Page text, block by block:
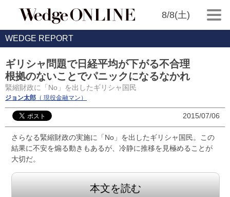
8/8(土)
WEDGE REPORT
ギリシャ問題で日経平均が下がる不合理
根拠のないことでパニックになるなかれ
緊縮財政に「No」を出したギリシャ国民
ジョン太郎 （ 現役金融マン）
2015/07/06
さらなる緊縮財政の実施に「No」を出したギリシャ国民。この
結果に不安を煽る動きもあるが、冷静に推移を見極めることが
大切だ。
本文を読む